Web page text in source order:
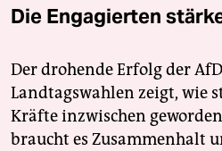
Die Engagierten
Der drohende Erfolg der
Landtagswahlen zeigt, wie
Kräfte inzwischen
braucht es Zusammenhalt